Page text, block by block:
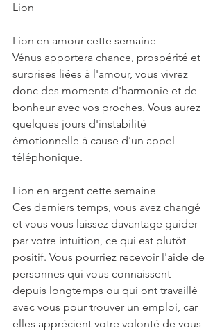
Lion
Lion en amour cette semaine
Vénus apportera chance, prospérité et
surprises liées à l'amour, vous vivrez
donc des moments d'harmonie et de
bonheur avec vos proches. Vous aurez
quelques jours d'instabilité
émotionnelle à cause d'un appel
téléphonique.
Lion en argent cette semaine
Ces derniers temps, vous avez changé
et vous vous laissez davantage guider
par votre intuition, ce qui est plutôt
positif. Vous pourriez recevoir l'aide de
personnes qui vous connaissent
depuis longtemps ou qui ont travaillé
avec vous pour trouver un emploi, car
elles apprécient votre volonté de vous